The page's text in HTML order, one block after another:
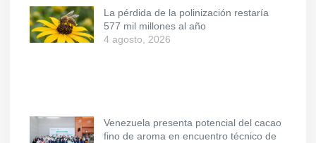
La pérdida de la polinización restaría
577 mil millones al año
4 agosto, 2026
Venezuela presenta potencial del cacao
fino de aroma en encuentro técnico de